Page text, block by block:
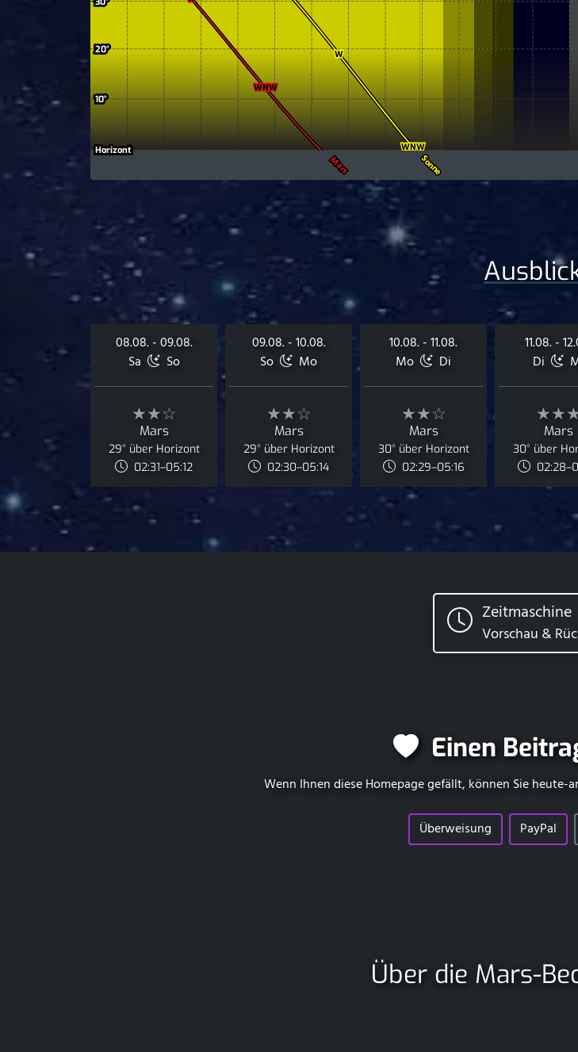
08.08. - 09.08.
Sa
So
★★☆
Mars
29° über Horizont
02:31–05:12
09.08. - 10.08.
So
Mo
★★☆
Mars
29° über Horizont
02:30–05:14
10.08. - 11.08.
Mo
Di
★★☆
Mars
30° über Horizont
02:29–05:16
11.08. -
Di
Mars
30° über
Zeitmaschine
Vorschau &
Einen
Wenn Ihnen diese Homepage gefällt, können Sieheute-
Überweisung PayPal
Über die Mars-